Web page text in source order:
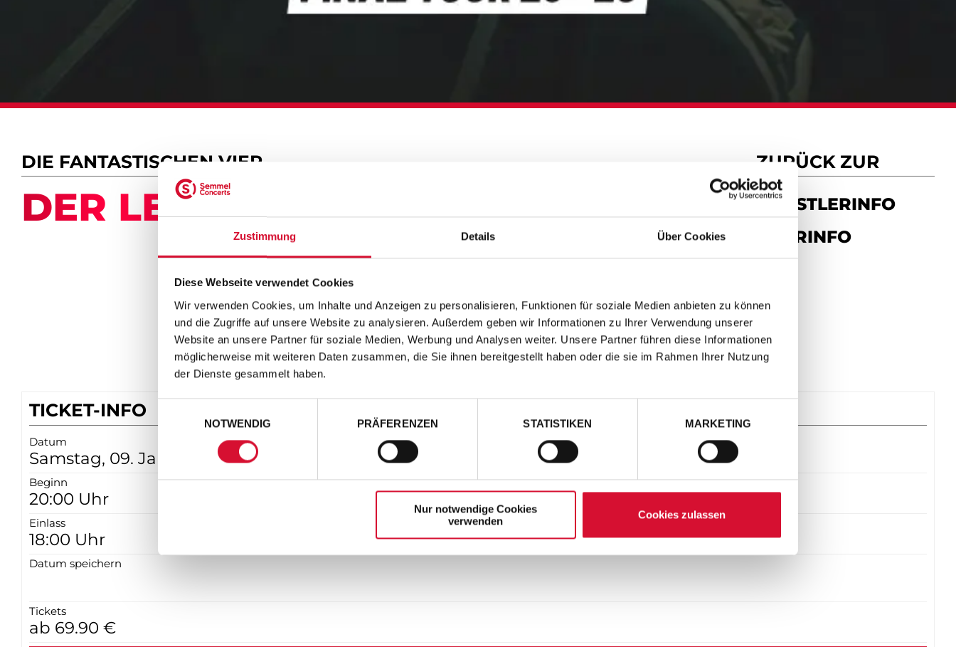
Zustimmung Details Über Cookies
Diese Webseite verwendet Cookies
Wir verwenden Cookies, um Inhalte und Anzeigen zu personalisieren, Funktionen für soziale Medien anbieten zu können
und die Zugriffe auf unsere Website zu analysieren. Außerdem geben wir Informationen zu Ihrer Verwendung unserer
Website an unsere Partner für soziale Medien, Werbung und Analysen weiter. Unsere Partner führen diese Informationen
möglicherweise mit weiteren Daten zusammen, die Sie ihnen bereitgestellt haben oder die sie im Rahmen Ihrer Nutzung
der Dienste gesammelt haben.
NOTWENDIG
PRÄFERENZEN STATISTIKEN MARKETING
Nur notwendige Cookies
verwenden
Cookies zulassen
DIE FANTASTISCHEN VIER
DER LETZTE BUS
ZURÜCK ZUR
KÜNSTLERINFO
TOURINFO
TICKET-INFO
Datum
Samstag, 09. Januar 2027
Beginn
20:00 Uhr
Einlass
18:00 Uhr
Datum speichern
Tickets
ab 69.90 €